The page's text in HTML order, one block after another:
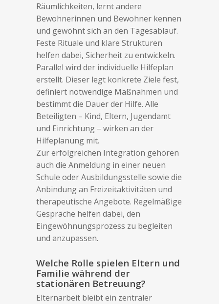
Räumlichkeiten, lernt andere
Bewohnerinnen und Bewohner kennen
und gewöhnt sich an den Tagesablauf.
Feste Rituale und klare Strukturen
helfen dabei, Sicherheit zu entwickeln.
Parallel wird der individuelle Hilfeplan
erstellt. Dieser legt konkrete Ziele fest,
definiert notwendige Maßnahmen und
bestimmt die Dauer der Hilfe. Alle
Beteiligten – Kind, Eltern, Jugendamt
und Einrichtung – wirken an der
Hilfeplanung mit.
Zur erfolgreichen Integration gehören
auch die Anmeldung in einer neuen
Schule oder Ausbildungsstelle sowie die
Anbindung an Freizeitaktivitäten und
therapeutische Angebote. Regelmäßige
Gespräche helfen dabei, den
Eingewöhnungsprozess zu begleiten
und anzupassen.
Welche Rolle spielen Eltern und
Familie während der
stationären Betreuung?
Elternarbeit bleibt ein zentraler